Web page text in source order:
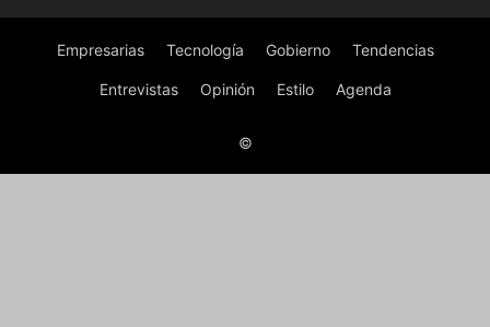
Empresarias Tecnología Gobierno Tendencias
Entrevistas Opinión Estilo Agenda
©